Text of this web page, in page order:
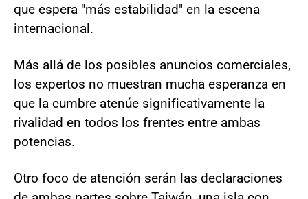
que espera "más estabilidad" en la escena
internacional.
Más allá de los posibles anuncios comerciales,
los expertos no muestran mucha esperanza en
que la cumbre atenúe significativamente la
rivalidad en todos los frentes entre ambas
potencias.
Otro foco de atención serán las declaraciones